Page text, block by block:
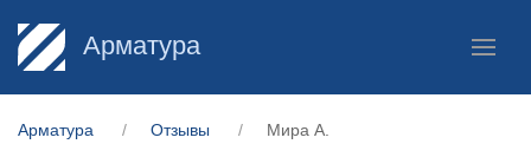
Арматура
Арматура Отзывы Мира А.